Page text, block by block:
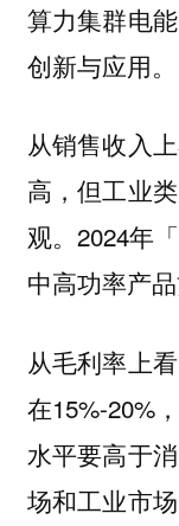
算力集群电
创新与应用。
从销售收入
高，但工业
观。2024年
中高功率产
从毛利率上
在15%-20%
水平要高于
场和工业市